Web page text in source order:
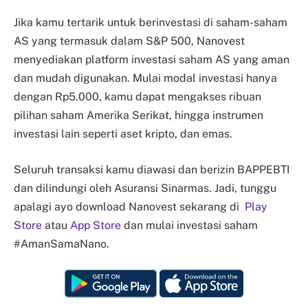
Jika kamu tertarik untuk berinvestasi di saham-saham
AS yang termasuk dalam S&P 500, Nanovest
menyediakan platform investasi saham AS yang aman
dan mudah digunakan. Mulai modal investasi hanya
dengan Rp5.000, kamu dapat mengakses ribuan
pilihan saham Amerika Serikat, hingga instrumen
investasi lain seperti aset kripto, dan emas.
Seluruh transaksi kamu diawasi dan berizin BAPPEBTI
dan dilindungi oleh Asuransi Sinarmas. Jadi, tunggu
apalagi ayo download Nanovest sekarang di Play
Store atau App Store dan mulai investasi saham
#AmanSamaNano.